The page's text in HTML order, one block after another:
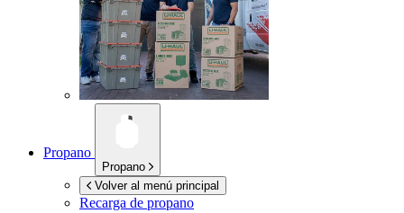
Propano
Propano
Volver al menú principal
Recarga de propano